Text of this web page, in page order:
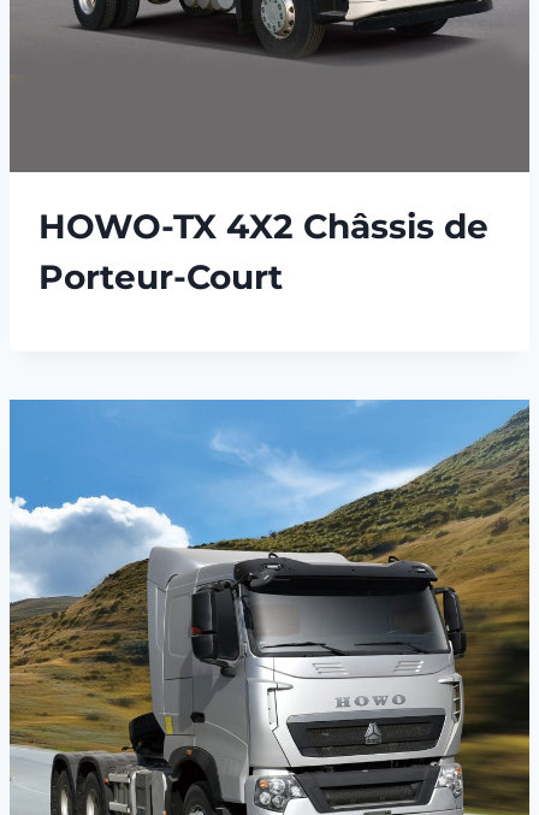
HOWO-TX 4X2 Châssis de
Porteur-Court